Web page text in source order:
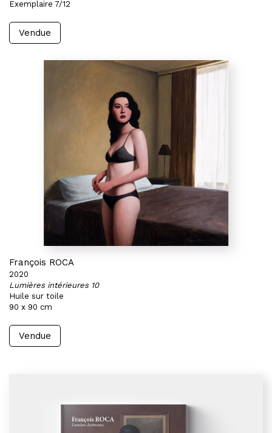
Exemplaire 7/12
Vendue
François ROCA
2020
Lumières intérieures 10
Huile sur toile
90 x 90 cm
Vendue